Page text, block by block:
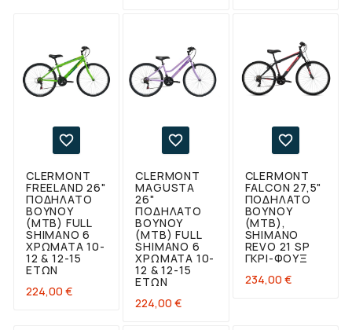

CLERMONT
FREELAND 26"
ΠΟΔΉΛΑΤΟ
ΒΟΥΝΟΎ
(ΜΤΒ) FULL
SHIMANO 6
ΧΡΏΜΑΤΑ 10-
12 & 12-15
ΕΤΏΝ
224,00 €

CLERMONT
MAGUSTA
26"
ΠΟΔΉΛΑΤΟ
ΒΟΥΝΟΎ
(MTB) FULL
SHIMANO 6
ΧΡΏΜΑΤΑ 10-
12 & 12-15
ΕΤΏΝ
224,00 €

CLERMONT
FALCON 27,5"
ΠΟΔΉΛΑΤΟ
ΒΟΥΝΟΎ
(ΜΤΒ),
SHIMANO
REVO 21 SP
ΓΚΡΙ-ΦΟΥΞ
234,00 €